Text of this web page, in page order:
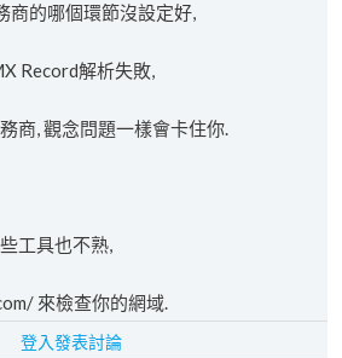
商的哪個環節沒設定好,
Record解析失敗,
商, 觀念問題一樣會卡住你.
工具也不熟,
來檢查你的網域.
登入發表討論